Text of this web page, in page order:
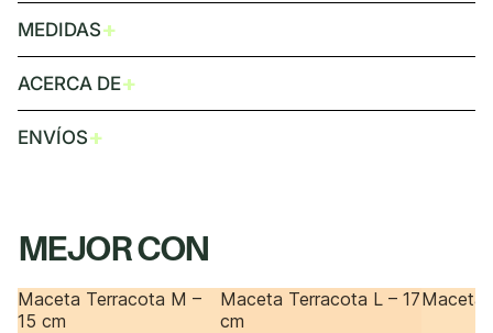
MEDIDAS+
ACERCA DE+
ENVÍOS+
MEJOR CON
Maceta Terracota M –
15 cm
Maceta Terracota L – 17
cm
Maceta